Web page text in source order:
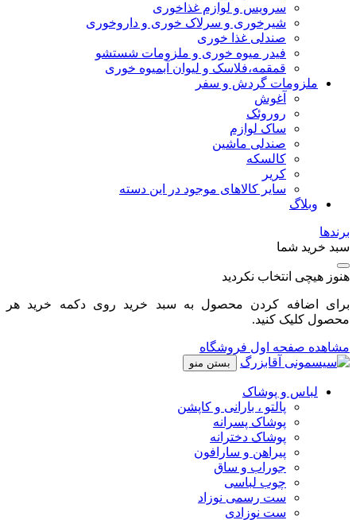
سرویس و لوازم غذاخوری
شیرخوری و سرلاک خوری و داروخوری
صندلی غذا خوری
فیدر میوه خوری و ملزومات شستشو
قمقمه،فلاسک و لیوان آبمیوه خوری
ملزومات گردش و سفر
آغوش
روروئک
ساک لوازم
صندلی ماشین
کالسکه
کریر
سایر کالاهای موجود در این دسته
وبلاگ
برندها
سبد خرید شما
هنوز هیچی انتخاب نکردید
برای اضافه کردن محصول به سبد خرید روی دکمه خرید هر
محصول کلیک کنید.
مشاهده صفحه اول فروشگاه
بستن منو
لباس و پوشاک
پالتو ، بارانی و کاپشن
پوشاک پسرانه
پوشاک دخترانه
پیراهن و سارافون
جوراب و ساق
چوب لباسی
ست رسمی نوزاد
ست نوزادی